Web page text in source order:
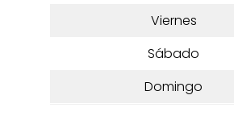
Viernes
Sábado
Domingo